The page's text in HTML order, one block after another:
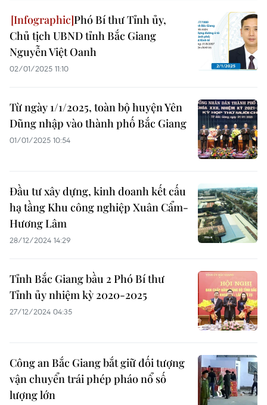
Phó Bí thư Tỉnh ủy,
Chủ tịch UBND tỉnh Bắc Giang
Nguyễn Việt Oanh
02/01/2025 11:10
Từ ngày 1/1/2025, toàn bộ huyện Yên
Dũng nhập vào thành phố Bắc Giang
01/01/2025 10:54
Đầu tư xây dựng, kinh doanh kết cấu
hạ tầng Khu công nghiệp Xuân Cẩm-
Hương Lâm
28/12/2024 14:29
Tỉnh Bắc Giang bầu 2 Phó Bí thư
Tỉnh ủy nhiệm kỳ 2020-2025
27/12/2024 04:35
Công an Bắc Giang bắt giữ đối tượng
vận chuyển trái phép pháo nổ số
lượng lớn